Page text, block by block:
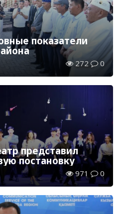
показатели
272 0
представил
постановку
971 0